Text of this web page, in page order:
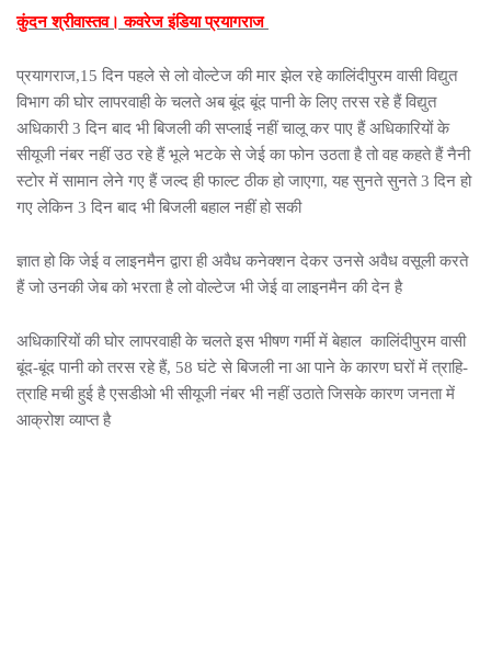
कुंदन श्रीवास्तव। कवरेज इंडिया प्रयागराज
प्रयागराज,15 दिन पहले से लो वोल्टेज की मार झेल रहे कालिंदीपुरम वासी विद्युत
विभाग की घोर लापरवाही के चलते अब बूंद बूंद पानी के लिए तरस रहे हैं विद्युत
अधिकारी 3 दिन बाद भी बिजली की सप्लाई नहीं चालू कर पाए हैं अधिकारियों के
सीयूजी नंबर नहीं उठ रहे हैं भूले भटके से जेई का फोन उठता है तो वह कहते हैं नैनी
स्टोर में सामान लेने गए हैं जल्द ही फाल्ट ठीक हो जाएगा, यह सुनते सुनते 3 दिन हो
गए लेकिन 3 दिन बाद भी बिजली बहाल नहीं हो सकी
ज्ञात हो कि जेई व लाइनमैन द्वारा ही अवैध कनेक्शन देकर उनसे अवैध वसूली करते
हैं जो उनकी जेब को भरता है लो वोल्टेज भी जेई वा लाइनमैन की देन है
अधिकारियों की घोर लापरवाही के चलते इस भीषण गर्मी में बेहाल कालिंदीपुरम वासी
बूंद-बूंद पानी को तरस रहे हैं, 58 घंटे से बिजली ना आ पाने के कारण घरों में त्राहि-
त्राहि मची हुई है एसडीओ भी सीयूजी नंबर भी नहीं उठाते जिसके कारण जनता में
आक्रोश व्याप्त है